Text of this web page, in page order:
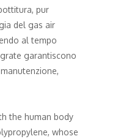
pur
del gas air
al tempo
garantiscono
the human body
whose